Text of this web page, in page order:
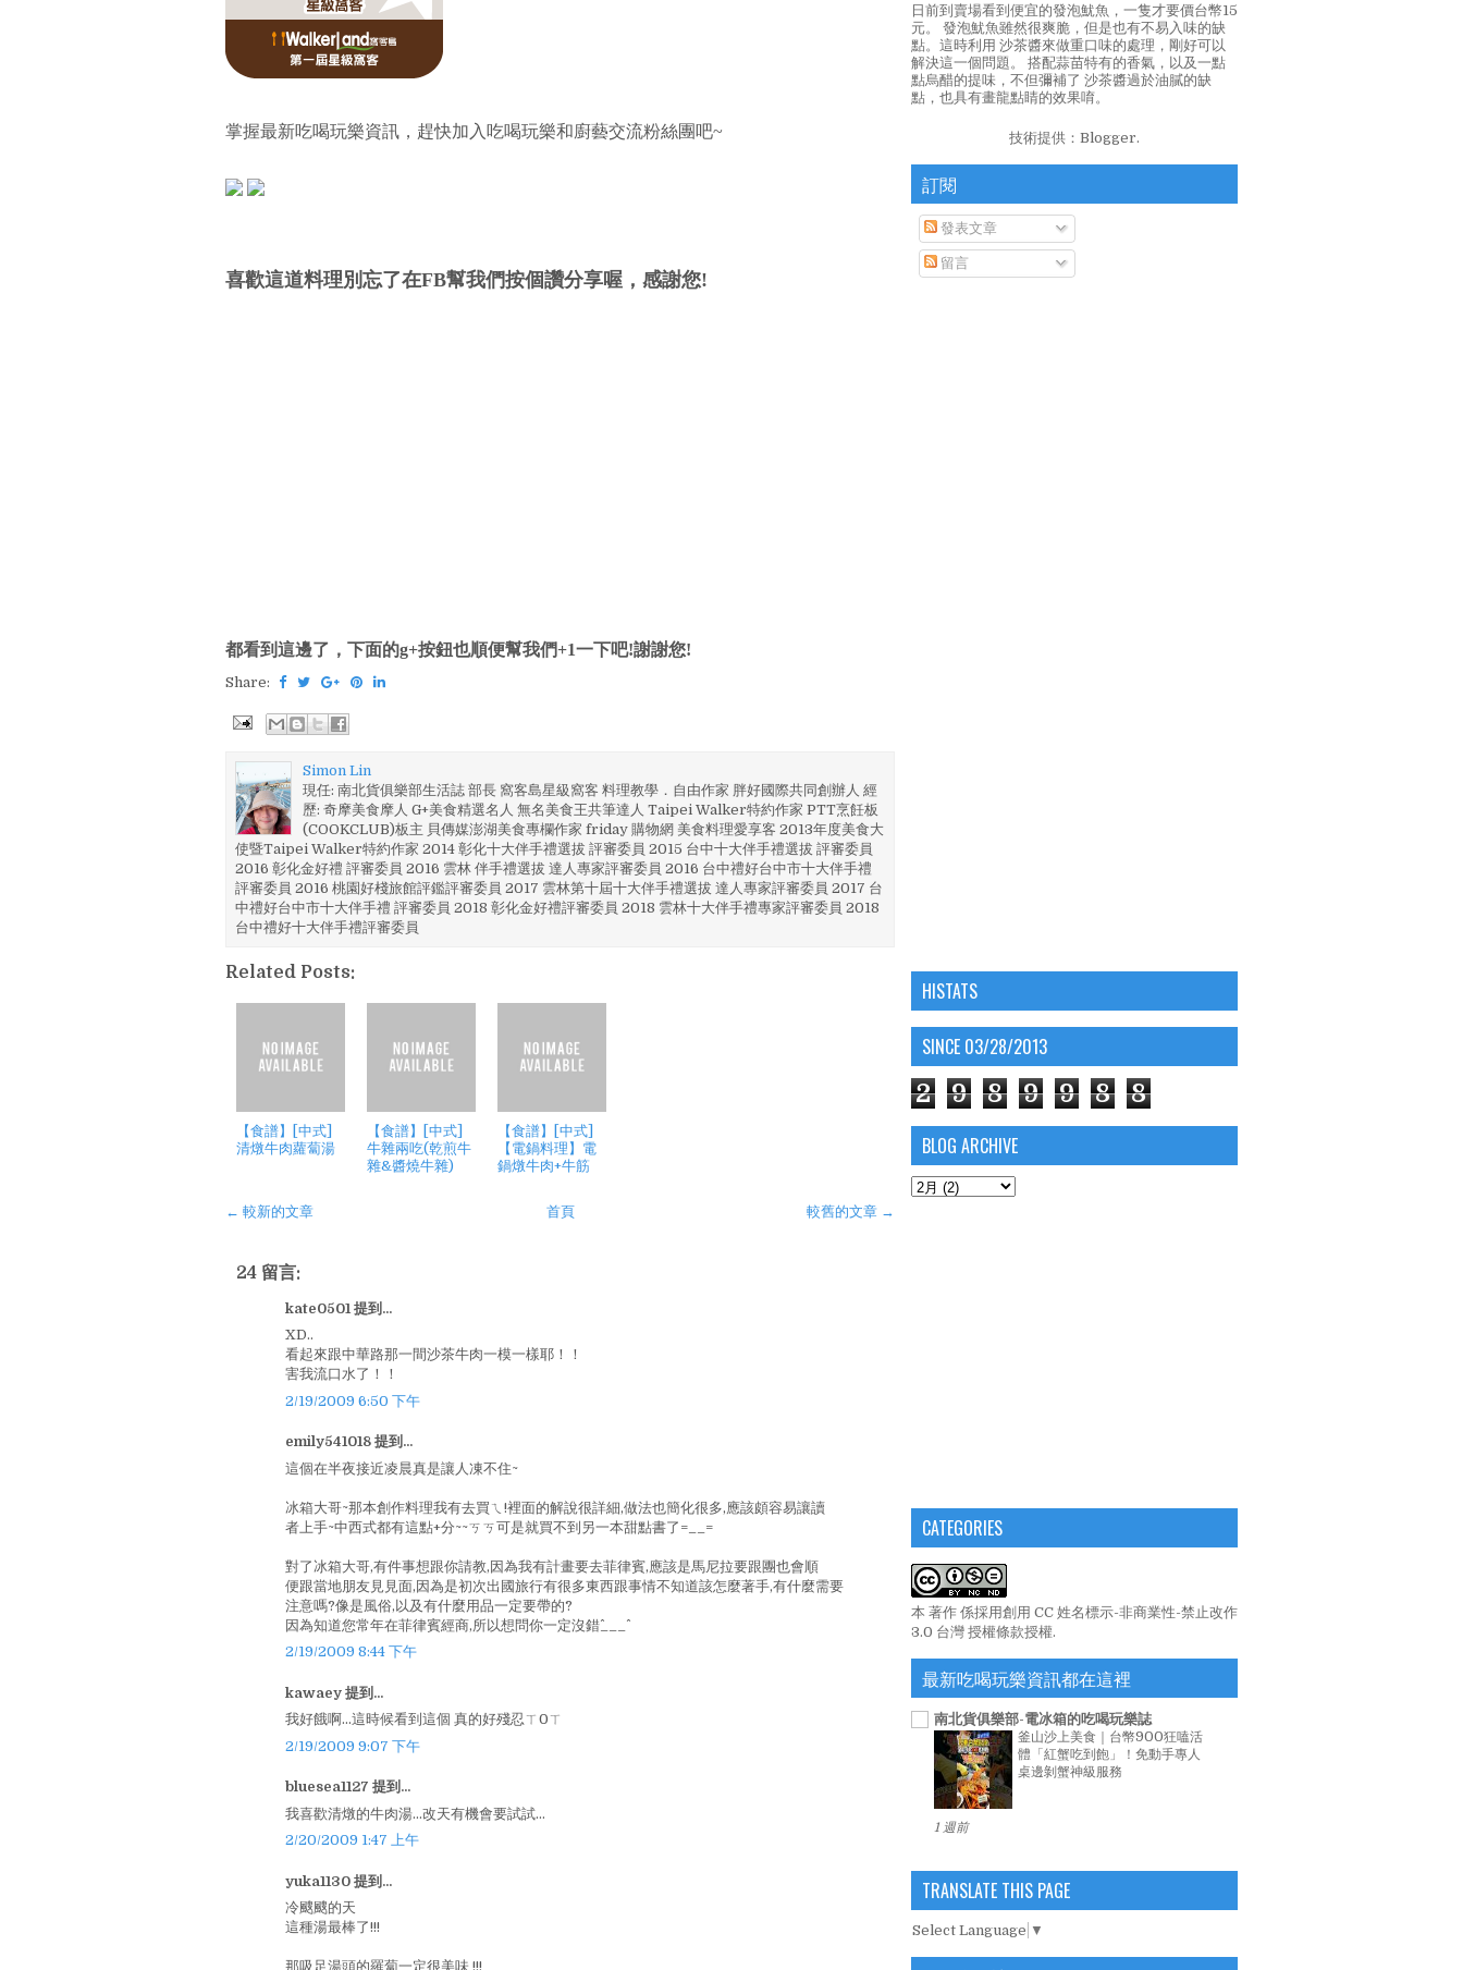
掌握最新吃喝玩樂資訊，趕快加入吃喝玩樂和廚藝交流粉絲團吧~
喜歡這道料理別忘了在FB幫我們按個讚分享喔，感謝您!
都看到這邊了，下面的g+按鈕也順便幫我們+1一下吧!謝謝您!
Share:
Simon Lin
現任: 南北貨俱樂部生活誌 部長 窩客島星級窩客 料理教學．自由作家 胖好國際共同創辦人 經
歷: 奇摩美食摩人 G+美食精選名人 無名美食王共筆達人 Taipei Walker特約作家 PTT烹飪板
(COOKCLUB)板主 貝傳媒澎湖美食專欄作家 friday 購物網 美食料理愛享客 2013年度美食大
使暨Taipei Walker特約作家 2014 彰化十大伴手禮選拔 評審委員 2015 台中十大伴手禮選拔 評審委員
2016 彰化金好禮 評審委員 2016 雲林 伴手禮選拔 達人專家評審委員 2016 台中禮好台中市十大伴手禮
評審委員 2016 桃園好棧旅館評鑑評審委員 2017 雲林第十屆十大伴手禮選拔 達人專家評審委員 2017 台
中禮好台中市十大伴手禮 評審委員 2018 彰化金好禮評審委員 2018 雲林十大伴手禮專家評審委員 2018
台中禮好十大伴手禮評審委員
Related Posts:
【食譜】[中式]
清燉牛肉蘿蔔湯
【食譜】[中式]
牛雜兩吃(乾煎牛
雜&醬燒牛雜)
【食譜】[中式]
【電鍋料理】電
鍋燉牛肉+牛筋
← 較新的文章 較舊的文章 →
首頁
24 留言:
kate0501 提到...
XD..
看起來跟中華路那一間沙茶牛肉一模一樣耶！！
害我流口水了！！
2/19/2009 6:50 下午
emily541018 提到...
這個在半夜接近凌晨真是讓人凍不住~
冰箱大哥~那本創作料理我有去買ㄟ!裡面的解說很詳細,做法也簡化很多,應該頗容易讓讀
者上手~中西式都有這點+分~~ㄎㄎ可是就買不到另一本甜點書了=__=
對了冰箱大哥,有件事想跟你請教,因為我有計畫要去菲律賓,應該是馬尼拉要跟團也會順
便跟當地朋友見見面,因為是初次出國旅行有很多東西跟事情不知道該怎麼著手,有什麼需要
注意嗎?像是風俗,以及有什麼用品一定要帶的?
因為知道您常年在菲律賓經商,所以想問你一定沒錯^___^
2/19/2009 8:44 下午
kawaey 提到...
我好餓啊...這時候看到這個 真的好殘忍ㄒ0ㄒ
2/19/2009 9:07 下午
bluesea1127 提到...
我喜歡清燉的牛肉湯...改天有機會要試試...
2/20/2009 1:47 上午
yuka1130 提到...
冷颼颼的天
這種湯最棒了!!!
那吸足湯頭的羅蔔一定很美味 !!!
日前到賣場看到便宜的發泡魷魚，一隻才要價台幣15
元。 發泡魷魚雖然很爽脆，但是也有不易入味的缺
點。這時利用 沙茶醬來做重口味的處理，剛好可以
解決這一個問題。 搭配蒜苗特有的香氣，以及一點
點烏醋的提味，不但彌補了 沙茶醬過於油膩的缺
點，也具有畫龍點睛的效果唷。
技術提供： Blogger.
訂閱
發表文章
留言
HISTATS
SINCE 03/28/2013
2 9 8 9 9 8 8
BLOG ARCHIVE
CATEGORIES
本 著作 係採用創用 CC 姓名標示-非商業性-禁止改作
3.0 台灣 授權條款授權.
最新吃喝玩樂資訊都在這裡
南北貨俱樂部-電冰箱的吃喝玩樂誌
釜山沙上美食｜台幣900狂嗑活
體「紅蟹吃到飽」！免動手專人
桌邊剝蟹神級服務
1 週前
TRANSLATE THIS PAGE
Select Language ▼